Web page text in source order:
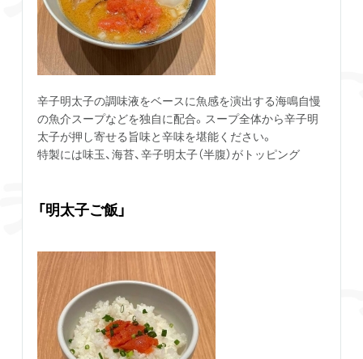
辛子明太子の調味液をベースに魚感を演出する海鳴自慢
の魚介スープなどを独自に配合。スープ全体から辛子明
太子が押し寄せる旨味と辛味を堪能ください。
特製には味玉、海苔、辛子明太子（半腹）がトッピング
「明太子ご飯」